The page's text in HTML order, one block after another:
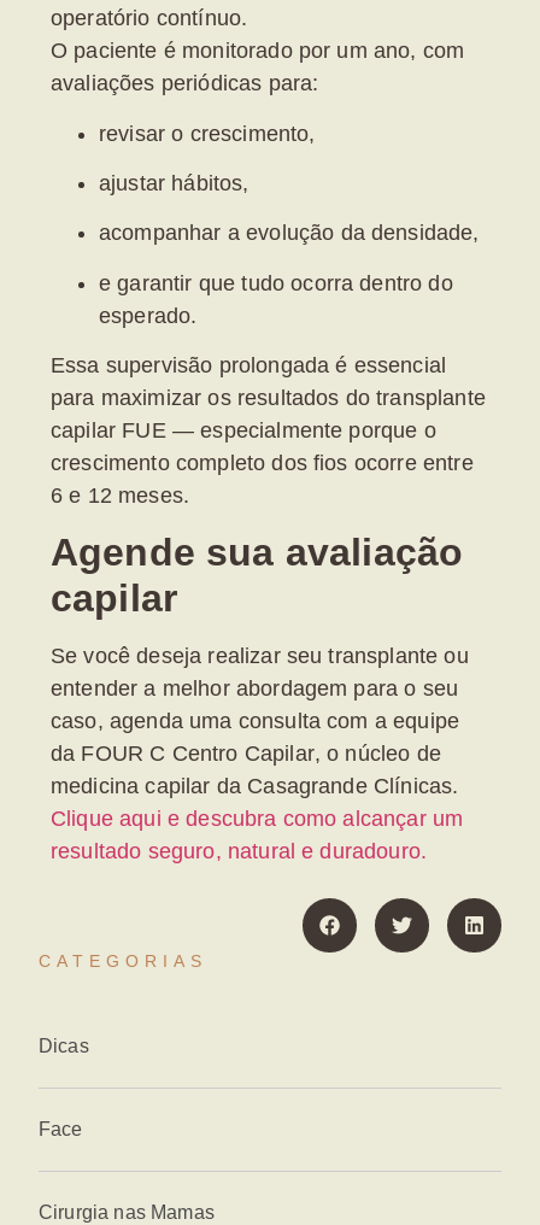
operatório contínuo.
O paciente é monitorado por um ano, com
avaliações periódicas para:
revisar o crescimento,
ajustar hábitos,
acompanhar a evolução da densidade,
e garantir que tudo ocorra dentro do
esperado.
Essa supervisão prolongada é essencial
para maximizar os resultados dotransplante
capilar FUE— especialmente porque o
crescimento completo dos fios ocorre entre
6 e 12 meses.
Agende sua avaliação
capilar
Se você deseja realizar seu transplante ou
entender a melhor abordagem para o seu
caso, agenda uma consulta com a equipe
da FOUR C Centro Capilar, o núcleo de
medicina capilar da Casagrande Clínicas.
Clique aqui e descubra como alcançar um
resultado seguro, natural e duradouro.
CATEGORIAS
Dicas
Face
Cirurgia nas Mamas